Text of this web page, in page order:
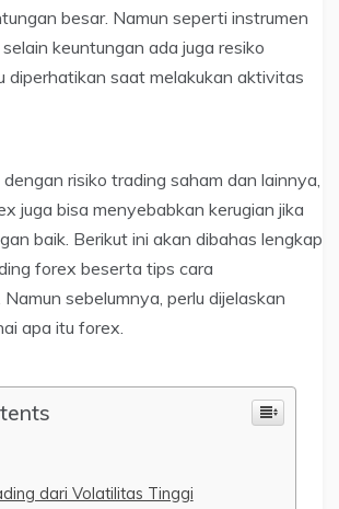
besar. Namun seperti instrumen
keuntungan ada juga resiko
diperhatikan saat melakukan aktivitas
risiko trading saham dan lainnya,
juga bisa menyebabkan kerugian jika
baik. Berikut ini akan dibahas lengkap
forex beserta tips cara
sebelumnya, perlu dijelaskan
apa itu forex.
dari Volatilitas Tinggi